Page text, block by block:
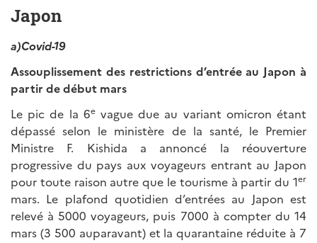
Japon
a)Covid-19
Assouplissement des restrictions d’entrée au Japon à
partir de début mars
Le pic de la 6evague due au variant omicron étant
dépassé selon le ministère de la santé, le Premier
Ministre F. Kishida a annoncé la réouverture
progressive du pays aux voyageurs entrant au Japon
pour toute raison autre que le tourisme à partir du 1er
mars. Le plafond quotidien d’entrées au Japon est
relevé à 5000 voyageurs, puis 7000 à compter du 14
mars (3 500 auparavant) et la quarantaine réduite à 7